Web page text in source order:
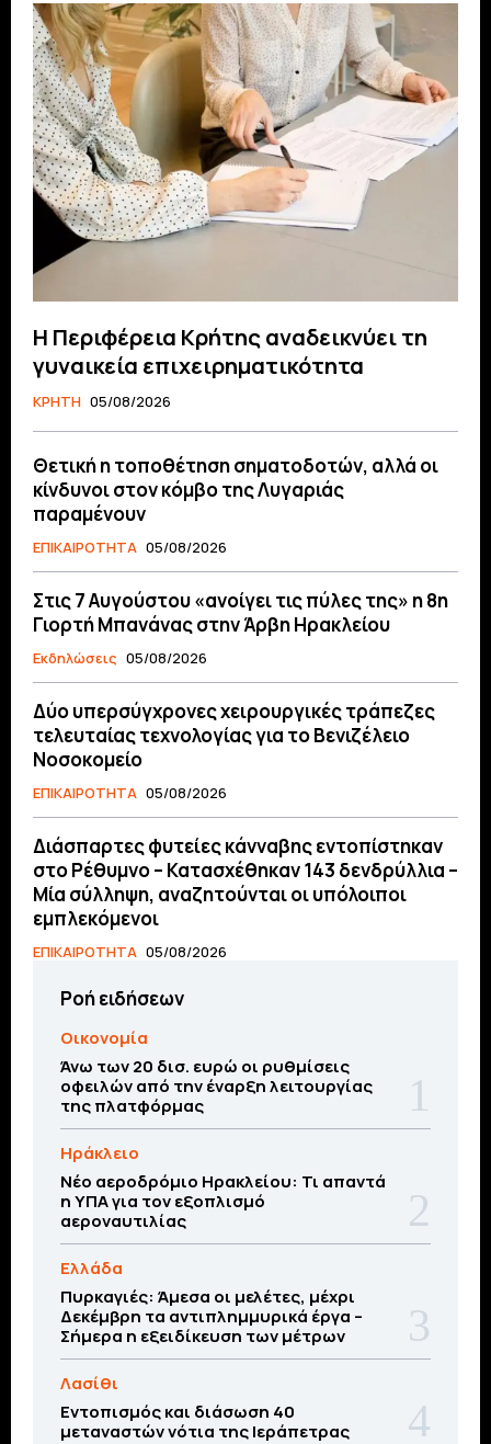
Η Περιφέρεια Κρήτης αναδεικνύει τη
γυναικεία επιχειρηματικότητα
ΚΡΗΤΗ 05/08/2026
Θετική η τοποθέτηση σηματοδοτών, αλλά οι
κίνδυνοι στον κόμβο της Λυγαριάς
παραμένουν
ΕΠΙΚΑΙΡΟΤΗΤΑ 05/08/2026
Στις 7 Αυγούστου «ανοίγει τις πύλες της» η 8η
Γιορτή Μπανάνας στην Άρβη Ηρακλείου
Εκδηλώσεις 05/08/2026
Δύο υπερσύγχρονες χειρουργικές τράπεζες
τελευταίας τεχνολογίας για το Βενιζέλειο
Νοσοκομείο
ΕΠΙΚΑΙΡΟΤΗΤΑ 05/08/2026
Διάσπαρτες φυτείες κάνναβης εντοπίστηκαν
στο Ρέθυμνο – Κατασχέθηκαν 143 δενδρύλλια –
Μία σύλληψη, αναζητούνται οι υπόλοιποι
εμπλεκόμενοι
ΕΠΙΚΑΙΡΟΤΗΤΑ 05/08/2026
Ροή ειδήσεων
Οικονομία
Άνω των 20 δισ. ευρώ οι ρυθμίσεις
οφειλών από την έναρξη λειτουργίας
της πλατφόρμας
Ηράκλειο
Νέο αεροδρόμιο Ηρακλείου: Τι απαντά
η ΥΠΑ για τον εξοπλισμό
αεροναυτιλίας
Ελλάδα
Πυρκαγιές: Άμεσα οι μελέτες, μέχρι
Δεκέμβρη τα αντιπλημμυρικά έργα –
Σήμερα η εξειδίκευση των μέτρων
Λασίθι
Εντοπισμός και διάσωση 40
μεταναστών νότια της Ιεράπετρας